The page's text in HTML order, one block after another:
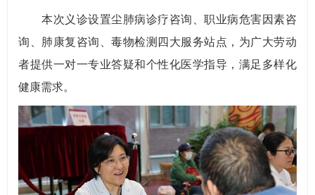
本次义诊设置尘肺病诊疗咨询、职业病危害因素咨
询、肺康复咨询、毒物检测四大服务站点，为广大劳动
者提供一对一专业答疑和个性化医学指导，满足多样化
健康需求。